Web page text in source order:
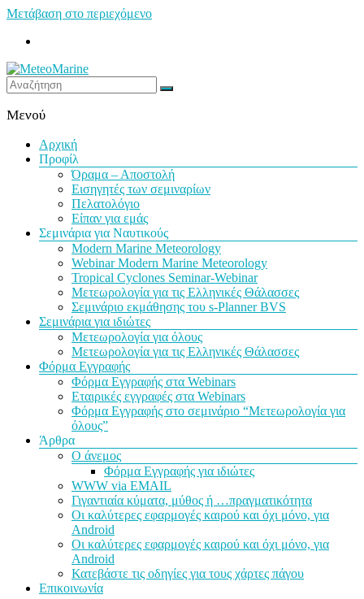
Μετάβαση στο περιεχόμενο
Μενού
Αρχική
Προφίλ
Όραμα – Αποστολή
Εισηγητές των σεμιναρίων
Πελατολόγιο
Είπαν για εμάς
Σεμινάρια για Ναυτικούς
Modern Marine Meteorology
Webinar Modern Marine Meteorology
Tropical Cyclones Seminar-Webinar
Μετεωρολογία για τις Ελληνικές Θάλασσες
Σεμινάριο εκμάθησης του s-Planner BVS
Σεμινάρια για ιδιώτες
Μετεωρολογία για όλους
Μετεωρολογία για τις Ελληνικές Θάλασσες
Φόρμα Εγγραφής
Φόρμα Εγγραφής στα Webinars
Εταιρικές εγγραφές στα Webinars
Φόρμα Εγγραφής στο σεμινάριο “Μετεωρολογία για
όλους”
Άρθρα
Ο άνεμος
Φόρμα Εγγραφής για ιδιώτες
WWW via EMAIL
Γιγαντιαία κύματα, μύθος ή …πραγματικότητα
Οι καλύτερες εφαρμογές καιρού και όχι μόνο, για
Android
Οι καλύτερες εφαρμογές καιρού και όχι μόνο, για
Android
Κατεβάστε τις οδηγίες για τους χάρτες πάγου
Επικοινωνία